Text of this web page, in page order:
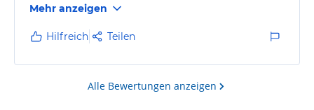
Freunden ein. Phantastischer frontaler Blick vom
Zimmer ( ogar vom Bett) auf den See, hervorragendes
und immer frisch zubereitetes leckeres Essen, eine
Atmosphäre, die einfach unbeschreiblich schön und
familiär ist. Das ist Traumurlaub pur ! Vielen Dank
Mehr anzeigen
Hilfreich Teilen
Alle Bewertungen anzeigen